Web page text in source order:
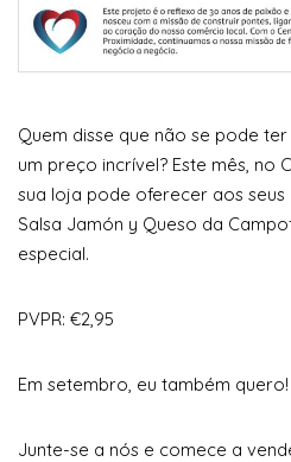
Quem disse que não se pode
um preço incrível? Este mês, no
sua loja pode oferecer aos seus
Salsa Jamón y Queso da
especial.
PVPR: €2,95
Em setembro, eu também quero!
Junte-se a nós e comece a